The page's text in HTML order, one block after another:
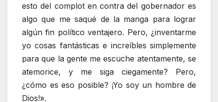
esto del complot en contra del gobernador es
algo que me saqué de la manga para lograr
algún fin político ventajero. Pero, ¿inventarme
yo cosas fantásticas e increíbles simplemente
para que la gente me escuche atentamente, se
atemorice, y me siga ciegamente? Pero,
¿cómo es eso posible? ¡Yo soy un hombre de
Dios!».